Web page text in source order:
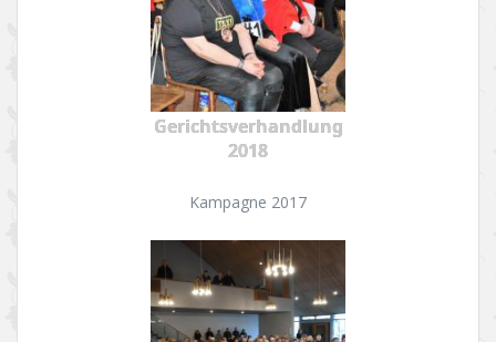
Gerichtsverhandlung
2018
Kampagne 2017